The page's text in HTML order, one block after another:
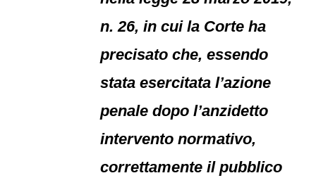
n. 26, in cui la Corte ha
precisato che, essendo
stata esercitata l’azione
penale dopo l’anzidetto
intervento normativo,
correttamente il pubblico